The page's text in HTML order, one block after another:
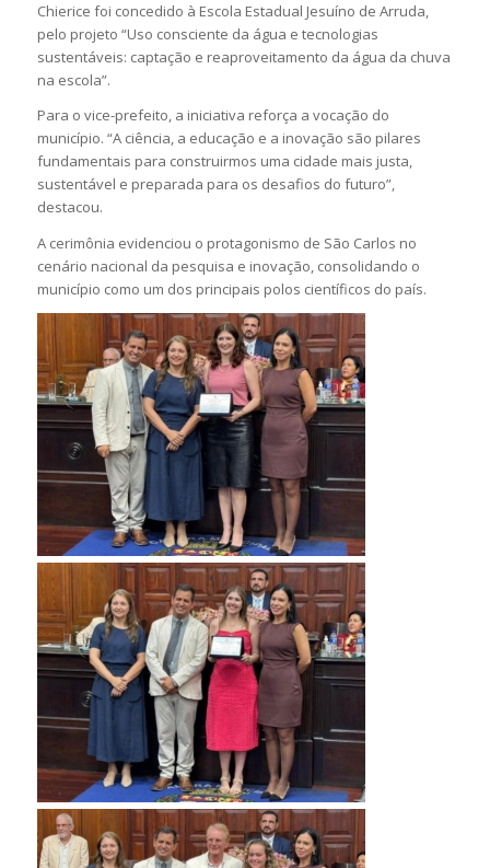
Chierice foi concedido à Escola Estadual Jesuíno de Arruda,
pelo projeto “Uso consciente da água e tecnologias
sustentáveis: captação e reaproveitamento da água da chuva
na escola”.
Para o vice-prefeito, a iniciativa reforça a vocação do
município. “A ciência, a educação e a inovação são pilares
fundamentais para construirmos uma cidade mais justa,
sustentável e preparada para os desafios do futuro”,
destacou.
A cerimônia evidenciou o protagonismo de São Carlos no
cenário nacional da pesquisa e inovação, consolidando o
município como um dos principais polos científicos do país.